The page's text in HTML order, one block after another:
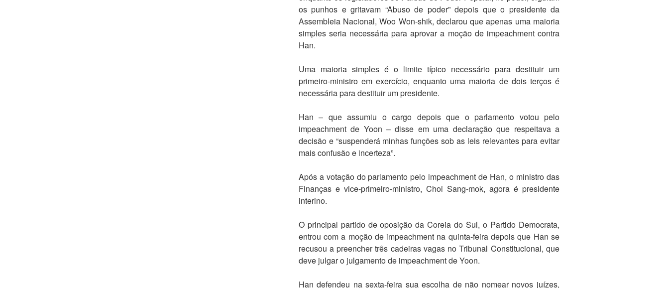
os punhos e gritavam “Abuso de poder” depois que o presidente da
Assembleia Nacional, Woo Won-shik, declarou que apenas uma maioria
simples seria necessária para aprovar a moção de impeachment contra
Han.
Uma maioria simples é o limite típico necessário para destituir um
primeiro-ministro em exercício, enquanto uma maioria de dois terços é
necessária para destituir um presidente.
Han – que assumiu o cargo depois que o parlamento votou pelo
impeachment de Yoon – disse em uma declaração que respeitava a
decisão e “suspenderá minhas funções sob as leis relevantes para evitar
mais confusão e incerteza”.
Após a votação do parlamento pelo impeachment de Han, o ministro das
Finanças e vice-primeiro-ministro, Choi Sang-mok, agora é presidente
interino.
O principal partido de oposição da Coreia do Sul, o Partido Democrata,
entrou com a moção de impeachment na quinta-feira depois que Han se
recusou a preencher três cadeiras vagas no Tribunal Constitucional, que
deve julgar o julgamento de impeachment de Yoon.
Han defendeu na sexta-feira sua escolha de não nomear novos juízes,